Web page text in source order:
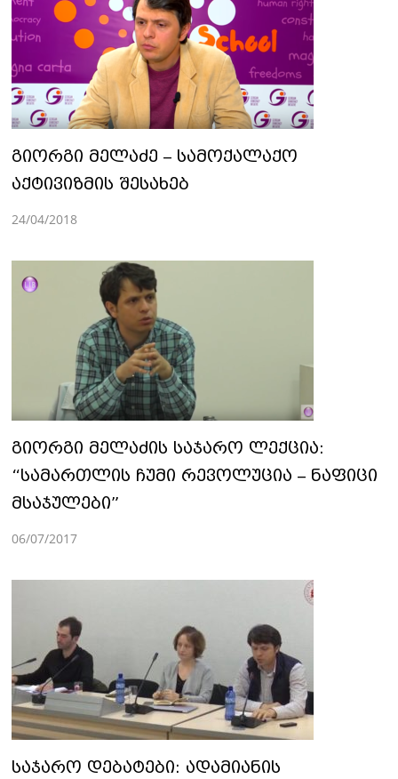
გიორგი მელაძე – სამოქალაქო
აქტივიზმის შესახებ
24/04/2018
გიორგი მელაძის საჯარო ლექცია:
“სამართლის ჩუმი რევოლუცია – ნაფიცი
მსაჯულები”
06/07/2017
საჯარო დებატები: ადამიანის